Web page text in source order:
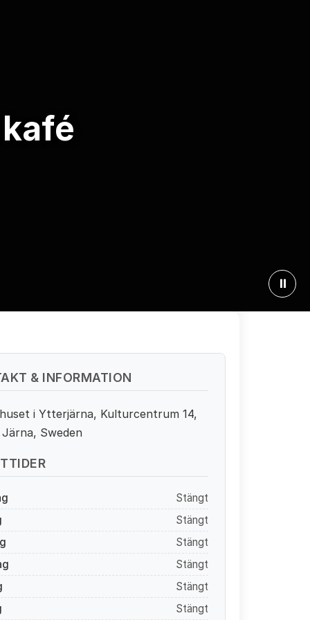
⏸
& INFORMATION
i Ytterjärna, Kulturcentrum 14,
Järna, Sweden
Stängt
Stängt
Stängt
Stängt
Stängt
Stängt